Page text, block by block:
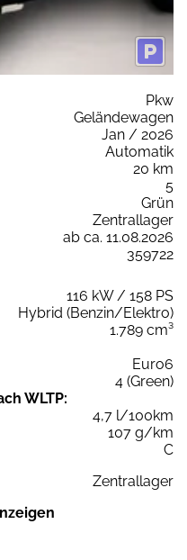
Pkw
Geländewagen
Jan / 2026
Automatik
20 km
5
Grün
Zentrallager
ab ca. 11.08.2026
359722
116 kW / 158 PS
Hybrid (Benzin/Elektro)
1.789 cm³
Euro6
4 (Green)
WLTP:
4,7 l/100km
107 g/km
C
Zentrallager